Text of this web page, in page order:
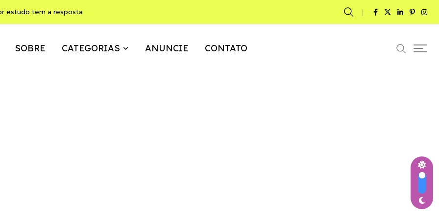
pode ser, ao mesmo tempo, memória, brincadeira e expressão
SOBRE CATEGORIAS ANUNCIE CONTATO